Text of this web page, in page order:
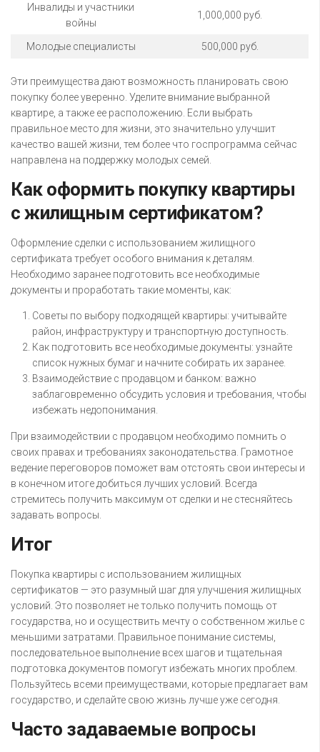
Инвалиды и участники
войны
1,000,000 руб.
Молодые специалисты 500,000 руб.
Эти преимущества дают возможность планировать свою
покупку более уверенно. Уделите внимание выбранной
квартире, а также ее расположению. Если выбрать
правильное место для жизни, это значительно улучшит
качество вашей жизни, тем более что госпрограмма сейчас
направлена на поддержку молодых семей.
Как оформить покупку квартиры
с жилищным сертификатом?
Оформление сделки с использованием жилищного
сертификата требует особого внимания к деталям.
Необходимо заранее подготовить все необходимые
документы и проработать такие моменты, как:
Советы по выбору подходящей квартиры: учитывайте
район, инфраструктуру и транспортную доступность.
Как подготовить все необходимые документы: узнайте
список нужных бумаг и начните собирать их заранее.
Взаимодействие с продавцом и банком: важно
заблаговременно обсудить условия и требования, чтобы
избежать недопонимания.
При взаимодействии с продавцом необходимо помнить о
своих правах и требованиях законодательства. Грамотное
ведение переговоров поможет вам отстоять свои интересы и
в конечном итоге добиться лучших условий. Всегда
стремитесь получить максимум от сделки и не стесняйтесь
задавать вопросы.
Итог
Покупка квартиры с использованием жилищных
сертификатов — это разумный шаг для улучшения жилищных
условий. Это позволяет не только получить помощь от
государства, но и осуществить мечту о собственном жилье с
меньшими затратами. Правильное понимание системы,
последовательное выполнение всех шагов и тщательная
подготовка документов помогут избежать многих проблем.
Пользуйтесь всеми преимуществами, которые предлагает вам
государство, и сделайте свою жизнь лучше уже сегодня.
Часто задаваемые вопросы